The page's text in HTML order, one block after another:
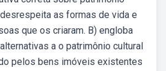
as formas de vida e
que os criaram. B) engloba
a o patrimônio cultural
pelos bens imóveis existentes